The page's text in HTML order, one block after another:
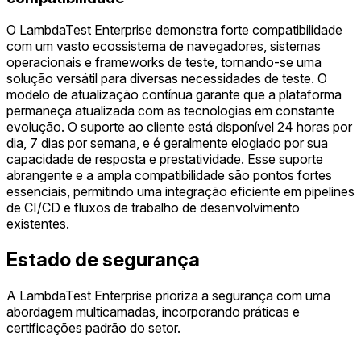
O LambdaTest Enterprise demonstra forte compatibilidade
com um vasto ecossistema de navegadores, sistemas
operacionais e frameworks de teste, tornando-se uma
solução versátil para diversas necessidades de teste. O
modelo de atualização contínua garante que a plataforma
permaneça atualizada com as tecnologias em constante
evolução. O suporte ao cliente está disponível 24 horas por
dia, 7 dias por semana, e é geralmente elogiado por sua
capacidade de resposta e prestatividade. Esse suporte
abrangente e a ampla compatibilidade são pontos fortes
essenciais, permitindo uma integração eficiente em pipelines
de CI/CD e fluxos de trabalho de desenvolvimento
existentes.
Estado de segurança
A LambdaTest Enterprise prioriza a segurança com uma
abordagem multicamadas, incorporando práticas e
certificações padrão do setor.